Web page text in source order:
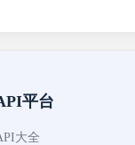
平台
大全